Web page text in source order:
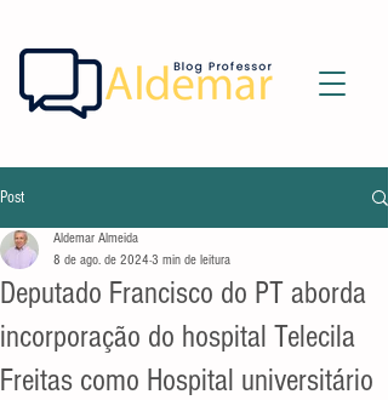
Post
Deputado Francisco do PT aborda
incorporação do hospital Telecila
Freitas como Hospital universitário
Aldemar Almeida
8 de ago. de 2024 3 min de leitura